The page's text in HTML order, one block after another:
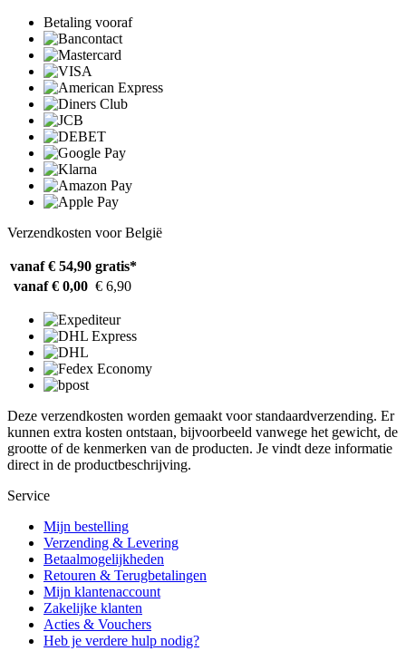
Betaling vooraf
Verzendkosten voor België
vanaf € 54,90 gratis*
vanaf € 0,00 € 6,90
Deze verzendkosten worden gemaakt voor standaardverzending. Er
kunnen extra kosten ontstaan, bijvoorbeeld vanwege het gewicht, de
grootte of de kenmerken van de producten. Je vindt deze informatie
direct in de productbeschrijving.
Service
Mijn bestelling
Verzending & Levering
Betaalmogelijkheden
Retouren & Terugbetalingen
Mijn klantenaccount
Zakelijke klanten
Acties & Vouchers
Heb je verdere hulp nodig?